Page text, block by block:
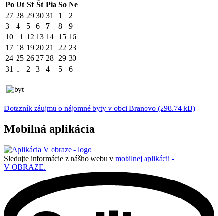
Po Ut St Št Pia So Ne
27 28 29 30 31 1
2
3
4 5 6 7 8
9
10 11 12 13 14 15 16
17 18 19 20 21 22 23
24 25 26 27 28 29 30
31 1 2 3 4 5 6
Dotazník záujmu o nájomné byty v obci Branovo (298.74 kB)
Mobilná aplikácia
Sledujte informácie z nášho webu v mobilnej aplikácii -
V OBRAZE.